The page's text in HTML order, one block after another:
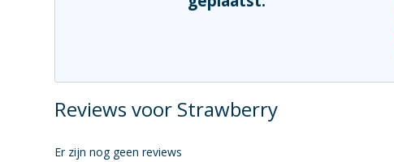
Reviews voor Strawberry
Er zijn nog geen reviews